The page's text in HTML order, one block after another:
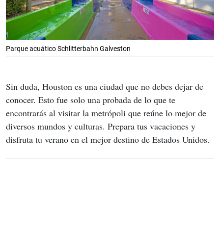
Parque acuático Schlitterbahn Galveston
Sin duda, Houston es una ciudad que no debes dejar de
conocer. Esto fue solo una probada de lo que te
encontrarás al visitar la metrópoli que reúne lo mejor de
diversos mundos y culturas. Prepara tus vacaciones y
disfruta tu verano en el mejor destino de Estados Unidos.